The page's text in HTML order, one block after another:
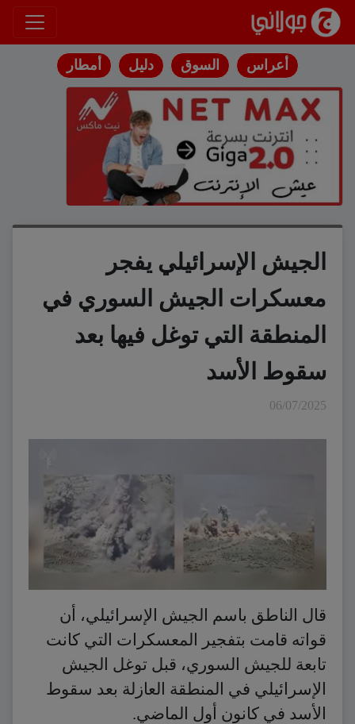
انتقل إلى المحتوى
أعراس السوق دليل أمطار
الجيش الإسرائيلي يفجر
معسكرات الجيش السوري في
المنطقة التي توغل فيها بعد
سقوط الأسد
06/07/2025
قال الناطق باسم الجيش الإسرائيلي، أن
قواته قامت بتفجير المعسكرات التي كانت
تابعة للجيش السوري، قبل توغل الجيش
الإسرائيلي في المنطقة العازلة بعد سقوط
الأسد في كانون أول الماضي.